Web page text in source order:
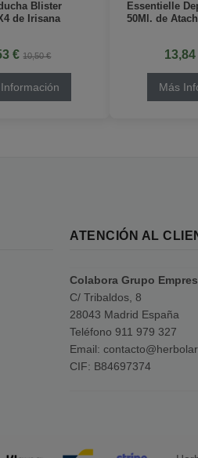
Blister
de Irisana
€10,50 €
Essentielle
50Ml. de
13,84
Más
ATENCIÓN AL
Colabora Grupo
C/ Tribaldos, 8
28043 Madrid España
Teléfono 911 979 327
Email:
CIF: B84697374